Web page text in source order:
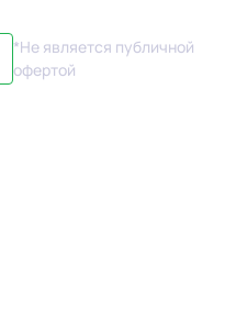
*Не является публичной
офертой